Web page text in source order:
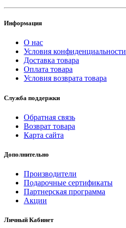
Информация
О нас
Условия конфиденциальности
Доставка товара
Оплата товара
Условия возврата товара
Служба поддержки
Обратная связь
Возврат товара
Карта сайта
Дополнительно
Производители
Подарочные сертификаты
Партнерская программа
Акции
Личный Кабинет